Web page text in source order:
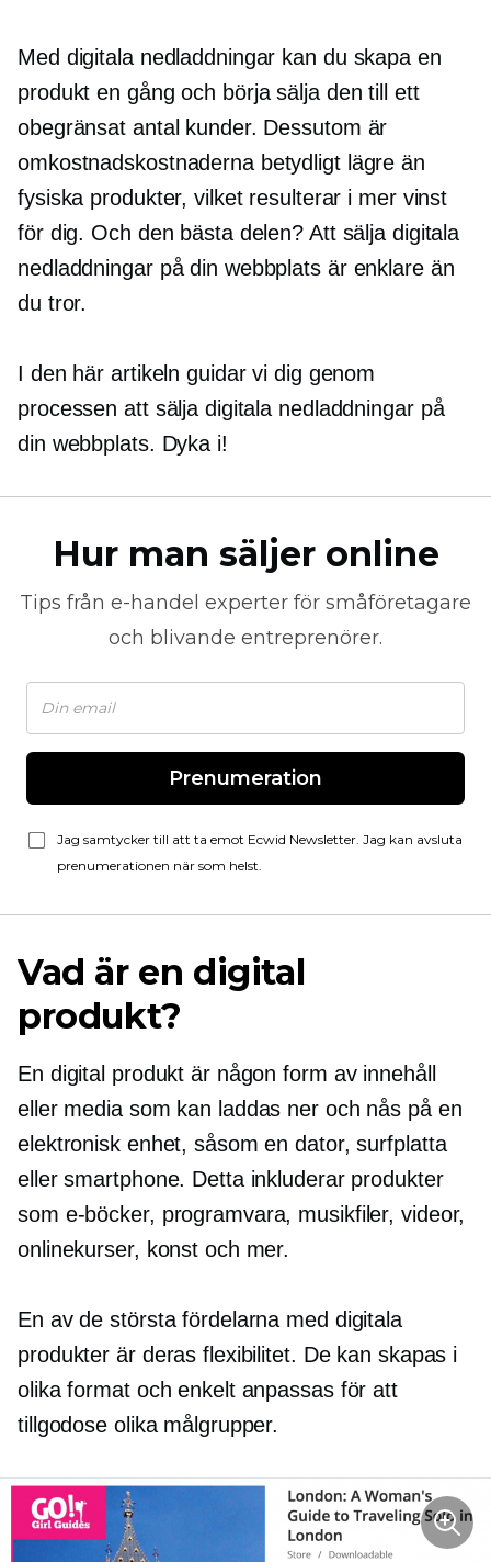
Med digitala nedladdningar kan du skapa en
produkt en gång och börja sälja den till ett
obegränsat antal kunder. Dessutom är
omkostnadskostnaderna betydligt lägre än
fysiska produkter, vilket resulterar i mer vinst
för dig. Och den bästa delen? Att sälja digitala
nedladdningar på din webbplats är enklare än
du tror.
I den här artikeln guidar vi dig genom
processen att sälja digitala nedladdningar på
din webbplats. Dyka i!
Hur man säljer online
Tips från e-handel experter för småföretagare
och blivande entreprenörer.
Prenumeration
Jag samtycker till att ta emot Ecwid Newsletter. Jag kan avsluta
prenumerationen när som helst.
Vad är en digital
produkt?
En digital produkt är någon form av innehåll
eller media som kan laddas ner och nås på en
elektronisk enhet, såsom en dator, surfplatta
eller smartphone. Detta inkluderar produkter
som e-böcker, programvara, musikfiler, videor,
onlinekurser, konst och mer.
En av de största fördelarna med digitala
produkter är deras flexibilitet. De kan skapas i
olika format och enkelt anpassas för att
tillgodose olika målgrupper.